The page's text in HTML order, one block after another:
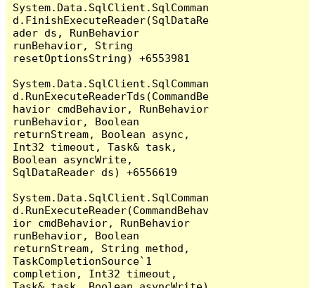
System.Data.SqlClient.SqlComman
d.FinishExecuteReader(SqlDataRe
ader ds, RunBehavior
runBehavior, String
resetOptionsString) +6553981
System.Data.SqlClient.SqlComman
d.RunExecuteReaderTds(CommandBe
havior cmdBehavior, RunBehavior
runBehavior, Boolean
returnStream, Boolean async,
Int32 timeout, Task& task,
Boolean asyncWrite,
SqlDataReader ds) +6556619
System.Data.SqlClient.SqlComman
d.RunExecuteReader(CommandBehav
ior cmdBehavior, RunBehavior
runBehavior, Boolean
returnStream, String method,
TaskCompletionSource`1
completion, Int32 timeout,